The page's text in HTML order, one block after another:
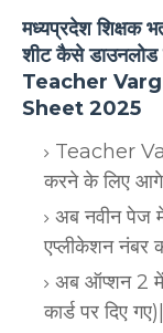
मध्यप्रदेश शिक्षक
शीट कैसे
Teacher
Sheet 2025
Teacher
करने के लिए
अब नवीन पेज
एप्लीकेशन नंबर
अब ऑप्शन 2 में
कार्ड पर दिए गए)|